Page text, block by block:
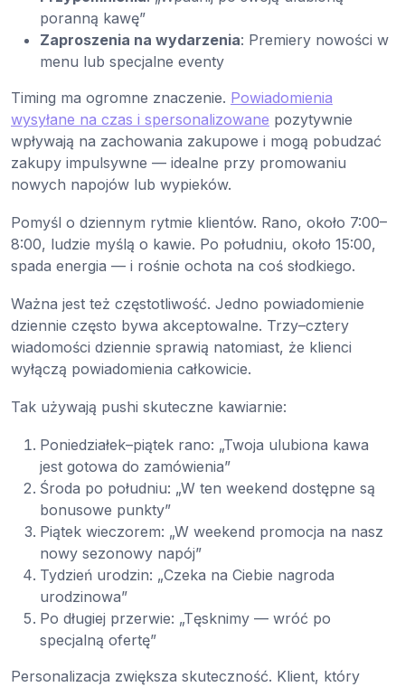
poranną kawę”
Zaproszenia na wydarzenia: Premiery nowości w
menu lub specjalne eventy
Timing ma ogromne znaczenie. Powiadomienia
wysyłane na czas i spersonalizowane pozytywnie
wpływają na zachowania zakupowe i mogą pobudzać
zakupy impulsywne — idealne przy promowaniu
nowych napojów lub wypieków.
Pomyśl o dziennym rytmie klientów. Rano, około 7:00–
8:00, ludzie myślą o kawie. Po południu, około 15:00,
spada energia — i rośnie ochota na coś słodkiego.
Ważna jest też częstotliwość. Jedno powiadomienie
dziennie często bywa akceptowalne. Trzy–cztery
wiadomości dziennie sprawią natomiast, że klienci
wyłączą powiadomienia całkowicie.
Tak używają pushi skuteczne kawiarnie:
Poniedziałek–piątek rano: „Twoja ulubiona kawa
jest gotowa do zamówienia”
Środa po południu: „W ten weekend dostępne są
bonusowe punkty”
Piątek wieczorem: „W weekend promocja na nasz
nowy sezonowy napój”
Tydzień urodzin: „Czeka na Ciebie nagroda
urodzinowa”
Po długiej przerwie: „Tęsknimy — wróć po
specjalną ofertę”
Personalizacja zwiększa skuteczność. Klient, który